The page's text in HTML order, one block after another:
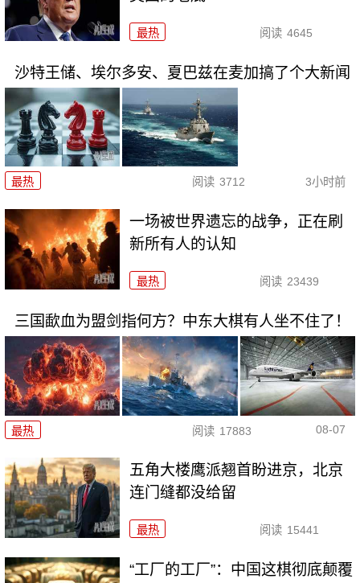
最热 阅读 4645
沙特王储、埃尔多安、夏巴兹在麦加搞了个大新闻
最热 阅读 3712 3小时前
一场被世界遗忘的战争，正在刷
新所有人的认知
最热 阅读 23439
三国歃血为盟剑指何方？中东大棋有人坐不住了！
最热 阅读 17883 08-07
五角大楼鹰派翘首盼进京，北京
连门缝都没给留
最热 阅读 15441
“工厂的工厂”：中国这棋彻底颠覆